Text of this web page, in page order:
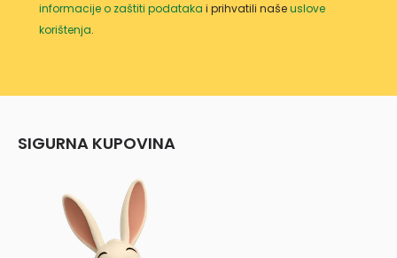
informacije o zaštiti podataka i prihvatili našeuslove
korištenja.
SIGURNA KUPOVINA